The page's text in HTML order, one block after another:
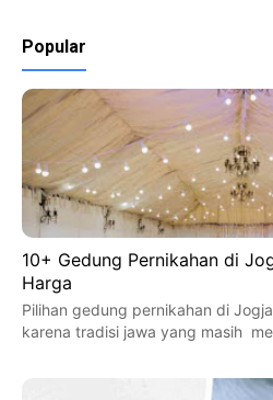
Popular
10+ Gedung Pernikahan di
Harga
Pilihan gedung pernikahan di
karena tradisi jawa yang masih